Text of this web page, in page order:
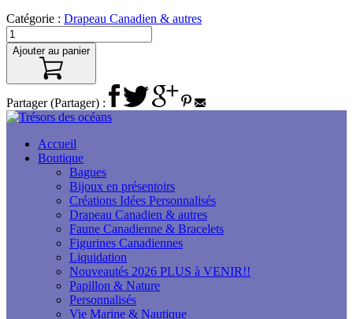
Catégorie : Drapeau Canadien & autres
Ajouter au panier
Partager (Partager) :
Accueil
Boutique
Bagues
Bijoux en présentoirs
Créations Idées Personnalisés
Drapeau Canadien & autres
Faune Canadienne & Bracelets
Figurines Canadiennes
Liquidation
Nouveautés 2026 PLUS à VENIR!!
Papillon & Nature
Personnalisés
Vie Marine & Nautique